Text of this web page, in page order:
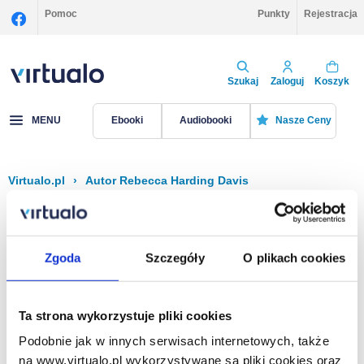
Zgoda Szczegóły O plikach cookies
Ta strona wykorzystuje pliki cookies
Podobnie jak w innych serwisach internetowych, także
na www.virtualo.pl wykorzystywane są pliki cookies oraz
Pomoc Punkty Rejestracja
Szukaj Zaloguj Koszyk
MENU Ebooki Audiobooki Nasze Ceny
Virtualo.pl › Autor Rebecca Harding Davis
Filtruj Sortuj
Na stronie